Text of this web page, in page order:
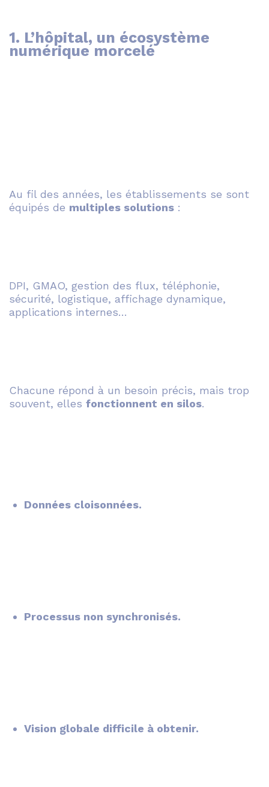
1. L’hôpital, un écosystème
numérique morcelé
Au fil des années, les établissements se sont
équipés de multiples solutions :
DPI, GMAO, gestion des flux, téléphonie,
sécurité, logistique, affichage dynamique,
applications internes…
Chacune répond à un besoin précis, mais trop
souvent, elles fonctionnent en silos.
Données cloisonnées.
Processus non synchronisés.
Vision globale difficile à obtenir.